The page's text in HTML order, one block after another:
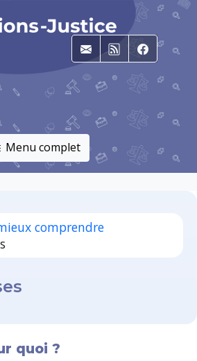
E-mailRSS
Menu complet
comprendre
quoi ?